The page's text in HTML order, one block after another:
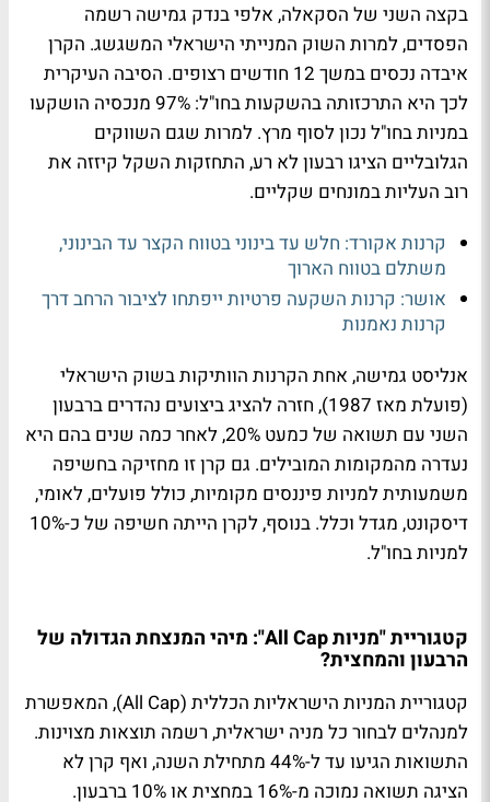
בקצה השני של הסקאלה, אלפי בנדק גמישה רשמה
הפסדים, למרות השוק המנייתי הישראלי המשגשג. הקרן
איבדה נכסים במשך 12 חודשים רצופים. הסיבה העיקרית
לכך היא התרכזותה בהשקעות בחו"ל: 97% מנכסיה הושקעו
במניות בחו"ל נכון לסוף מרץ. למרות שגם השווקים
הגלובליים הציגו רבעון לא רע, התחזקות השקל קיזזה את
רוב העליות במונחים שקליים.
קרנות אקורד: חלש עד בינוני בטווח הקצר עד הבינוני,
משתלם בטווח הארוך
אושר: קרנות השקעה פרטיות ייפתחו לציבור הרחב דרך
קרנות נאמנות
אנליסט גמישה, אחת הקרנות הוותיקות בשוק הישראלי
(פועלת מאז 1987), חזרה להציג ביצועים נהדרים ברבעון
השני עם תשואה של כמעט 20%, לאחר כמה שנים בהם היא
נעדרה מהמקומות המובילים. גם קרן זו מחזיקה בחשיפה
משמעותית למניות פיננסים מקומיות, כולל פועלים, לאומי,
דיסקונט, מגדל וכלל. בנוסף, לקרן הייתה חשיפה של כ-10%
למניות בחו"ל.
קטגוריית "מניות All Cap": מיהי המנצחת הגדולה של
הרבעון והמחצית?
קטגוריית המניות הישראליות הכללית (All Cap), המאפשרת
למנהלים לבחור כל מניה ישראלית, רשמה תוצאות מצוינות.
התשואות הגיעו עד ל-44% מתחילת השנה, ואף קרן לא
הציגה תשואה נמוכה מ-16% במחצית או 10% ברבעון.